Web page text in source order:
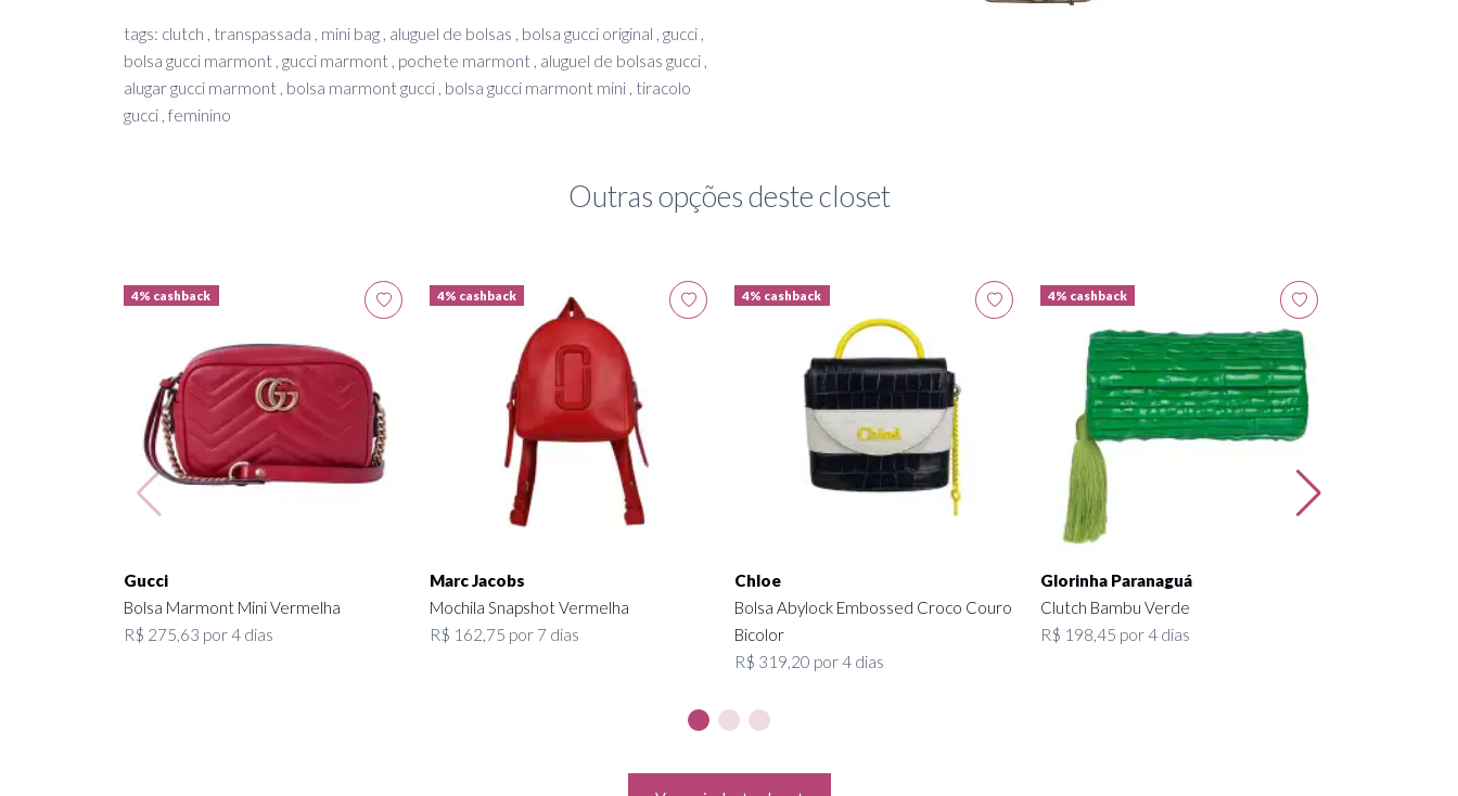
tags: clutch , transpassada , mini bag , aluguel de bolsas , bolsa gucci original , gucci ,
bolsa gucci marmont , gucci marmont , pochete marmont , aluguel de bolsas gucci ,
alugar gucci marmont , bolsa marmont gucci , bolsa gucci marmont mini , tiracolo
gucci , feminino
Outras opções deste closet
4% cashback
Gucci
Bolsa Marmont Mini Vermelha
R$ 275,63 por 4 dias
4% cashback
Marc Jacobs
Mochila Snapshot Vermelha
R$ 162,75 por 7 dias
4% cashback
Chloe
Bolsa Abylock Embossed Croco Couro
Bicolor
R$ 319,20 por 4 dias
4% cashback
Glorinha Paranaguá
Clutch Bambu Verde
R$ 198,45 por 4 dias